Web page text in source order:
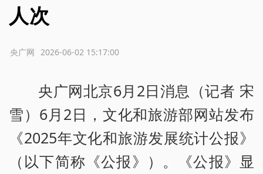
人次
2026-06-02 15:17:00
央广网
央广网北京6月2日消息（记者 宋
雪）6月2日，文化和旅游部网站发布
《2025年文化和旅游发展统计公报》
（以下简称《公报》）。《公报》显